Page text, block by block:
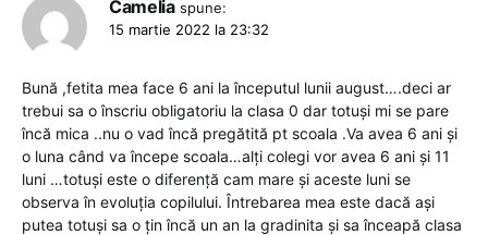
Camelia spune:
15 martie 2022 la 23:32
Bună ,fetita mea face 6 ani la începutul lunii august….deci ar
trebui sa o înscriu obligatoriu la clasa 0 dar totuși mi se pare
încă mica ..nu o vad încă pregătită pt scoala .Va avea 6 ani și
o luna când va începe scoala…alți colegi vor avea 6 ani și 11
luni …totuși este o diferență cam mare și aceste luni se
observa în evoluția copilului. Întrebarea mea este dacă ași
putea totuși sa o țin încă un an la gradinita și sa înceapă clasa